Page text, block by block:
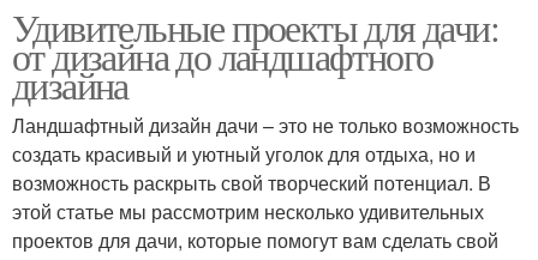
Удивительные проекты для дачи:
от дизайна до ландшафтного
дизайна
Ландшафтный дизайн дачи – это не только возможность
создать красивый и уютный уголок для отдыха, но и
возможность раскрыть свой творческий потенциал. В
этой статье мы рассмотрим несколько удивительных
проектов для дачи, которые помогут вам сделать свой